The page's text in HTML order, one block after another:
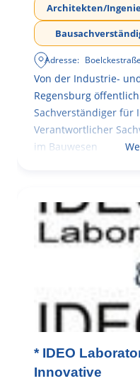
Architekten/
Adresse:
Von der Industrie-
Regensburg
Sachverständiger für
Verantwortlicher
im Bauwesen
* IDEO
Innovative